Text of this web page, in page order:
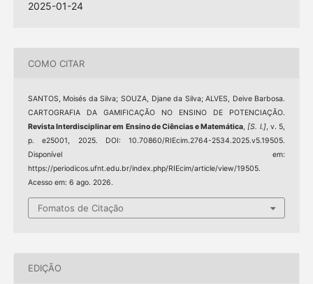
2025-01-24
COMO CITAR
SANTOS, Moisés da Silva; SOUZA, Djane da Silva; ALVES, Deive Barbosa.
CARTOGRAFIA DA GAMIFICAÇÃO NO ENSINO DE POTENCIAÇÃO.
Revista Interdisciplinar em Ensino de Ciências e Matemática,[S. l.], v. 5,
p. e25001, 2025. DOI: 10.70860/RIEcim.2764-2534.2025.v5.19505.
Disponível em:
https://periodicos.ufnt.edu.br/index.php/RIEcim/article/view/19505.
Acesso em: 6 ago. 2026.
Fomatos de Citação
EDIÇÃO